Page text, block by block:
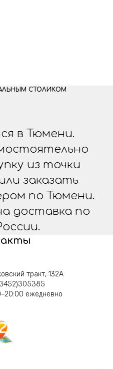
СТОЛИКОМ
в Тюмени.
из точки
заказать
по Тюмени.
доставка по
тракт, 132А
ежедневно